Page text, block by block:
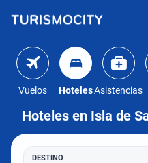
Vuelos HotelesAsistencias
Hoteles en Isla de
DESTINO